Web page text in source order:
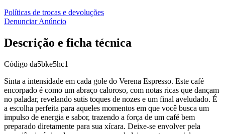
Políticas de trocas e devoluções
Denunciar Anúncio
Descrição e ficha técnica
Código da5bke5hc1
Sinta a intensidade em cada gole do Verena Espresso. Este café
encorpado é como um abraço caloroso, com notas ricas que dançam
no paladar, revelando sutis toques de nozes e um final aveludado. É
a escolha perfeita para aqueles momentos em que você busca um
impulso de energia e sabor, trazendo a força de um café bem
preparado diretamente para sua xícara. Deixe-se envolver pela